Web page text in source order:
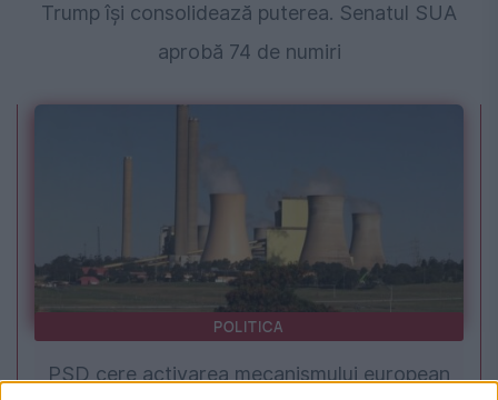
Trump își consolidează puterea. Senatul SUA
aprobă 74 de numiri
POLITICA
PSD cere activarea mecanismului european